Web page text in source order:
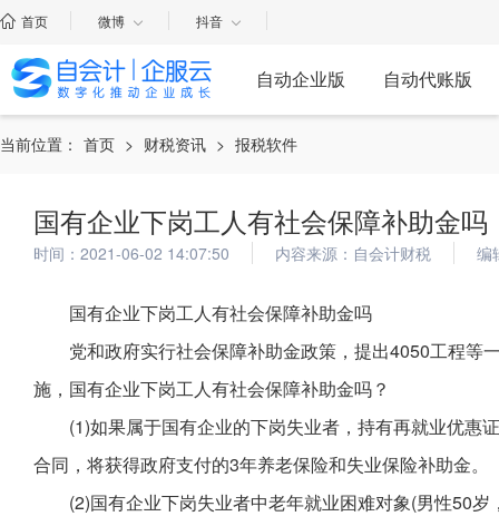
首页 微博 抖音
自动企业版 自动代账版
当前位置： 首页 > 财税资讯 > 报税软件
国有企业下岗工人有社会保障补助金吗
时间：2021-06-02 14:07:50 内容来源：自会计财税 编
国有企业下岗工人有社会保障补助金吗
党和政府实行社会保障补助金政策，提出4050工程等
施，国有企业下岗工人有社会保障补助金吗？
(1)如果属于国有企业的下岗失业者，持有再就业优惠
合同，将获得政府支付的3年养老保险和失业保险补助金。
(2)国有企业下岗失业者中老年就业困难对象(男性50